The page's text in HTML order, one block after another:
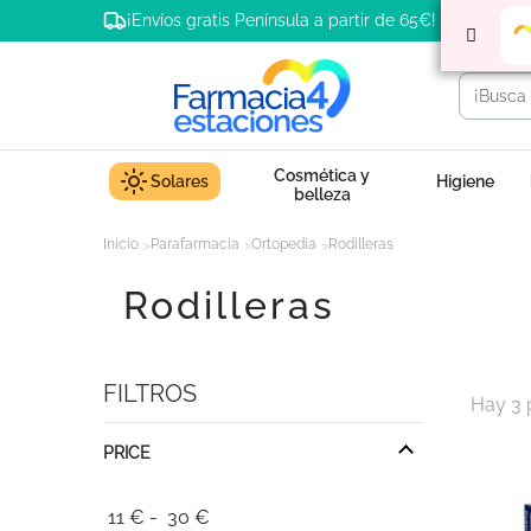
¡Envíos gratis Península a partir de 65€!
Solares
Cosmética y
belleza
Higiene
Inicio Parafarmacia Ortopedia Rodilleras
Rodilleras
FILTROS
PRICE
11 € - 30 €
Hay 3